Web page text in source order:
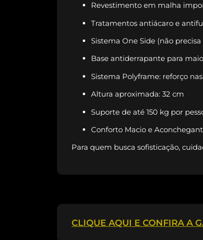
Revestimento em malha
Tratamentos antiácaro e
Sistema One Side (não precisa
Base antiderrapante para
Sistema Polyframe: reforço
Altura aproximada: 32 cm
Suporte de até 150 kg por
Conforto Macio e
Para quem busca sofisticação,
CLIQUE AQUI E CONFIRA A